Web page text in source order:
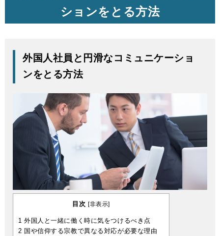
ションをとる方法
外国人社員と円滑なコミュニケーショ
ンをとる方法
目次 [非表示]
1 外国人と一緒に働く時に気をつけるべき点
2 国や信仰する宗教で異なる対応が必要な理由